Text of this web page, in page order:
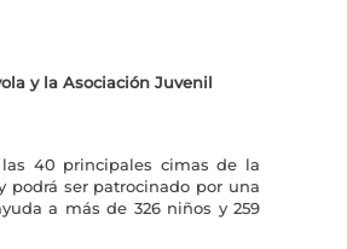
y la Asociación Juvenil
40 principales cimas de la
podrá ser patrocinado por una
a más de 326 niños y 259